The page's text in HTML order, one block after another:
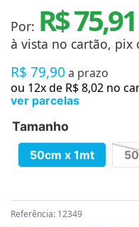
Por: R$ 75,91
à vista no cartão, pix
R$ 79,90 a prazo
ou 12x de R$8,02 no
ver parcelas
Tamanho
50cm x 1mt
Referência: 12349